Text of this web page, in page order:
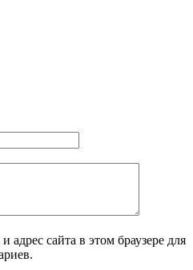
адрес сайта в этом браузере для